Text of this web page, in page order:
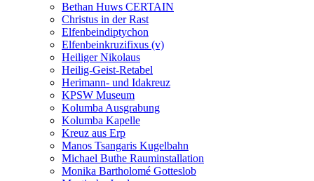
Bethan Huws CERTAIN
Christus in der Rast
Elfenbeindiptychon
Elfenbeinkruzifixus (v)
Heiliger Nikolaus
Heilig-Geist-Retabel
Herimann- und Idakreuz
KPSW Museum
Kolumba Ausgrabung
Kolumba Kapelle
Kreuz aus Erp
Manos Tsangaris Kugelbahn
Michael Buthe Rauminstallation
Monika Bartholomé Gotteslob